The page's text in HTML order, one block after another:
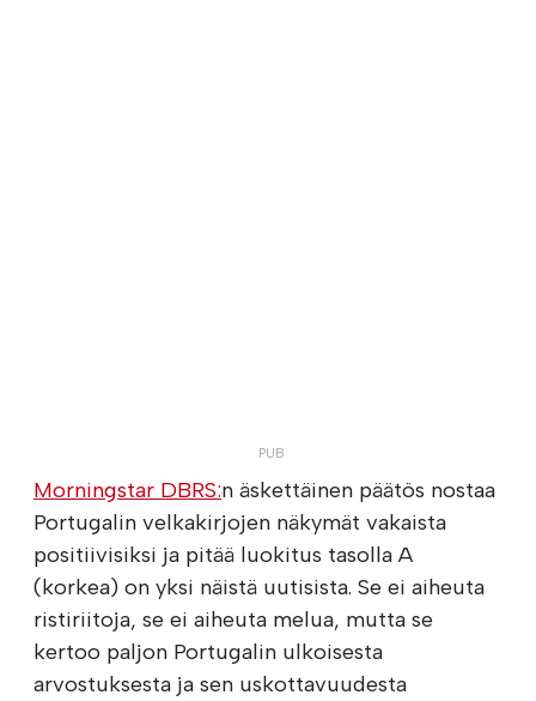
Morningstar DBRS:n äskettäinen päätös nostaa
Portugalin velkakirjojen näkymät vakaista
positiivisiksi ja pitää luokitus tasolla A
(korkea) on yksi näistä uutisista. Se ei aiheuta
ristiriitoja, se ei aiheuta melua, mutta se
kertoo paljon Portugalin ulkoisesta
arvostuksesta ja sen uskottavuudesta